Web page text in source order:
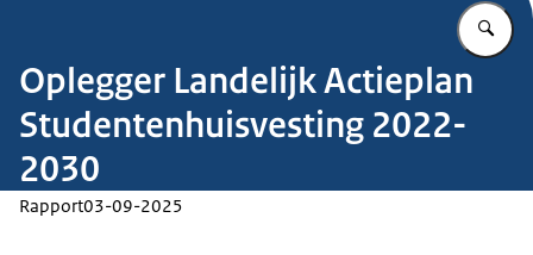
Oplegger Landelijk Actieplan
Studentenhuisvesting 2022-
2030
Rapport03-09-2025